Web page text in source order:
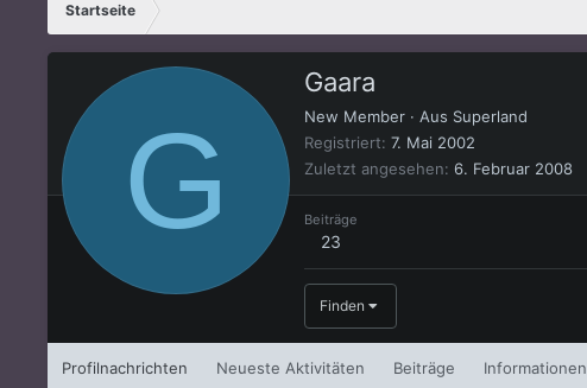
Startseite
G
Gaara
New Member · Aus Superland
Registriert 7. Mai 2002
Zuletzt angesehen 6. Februar 2008
Beiträge
23
Finden
Profilnachrichten Neueste Aktivitäten Beiträge Informationen